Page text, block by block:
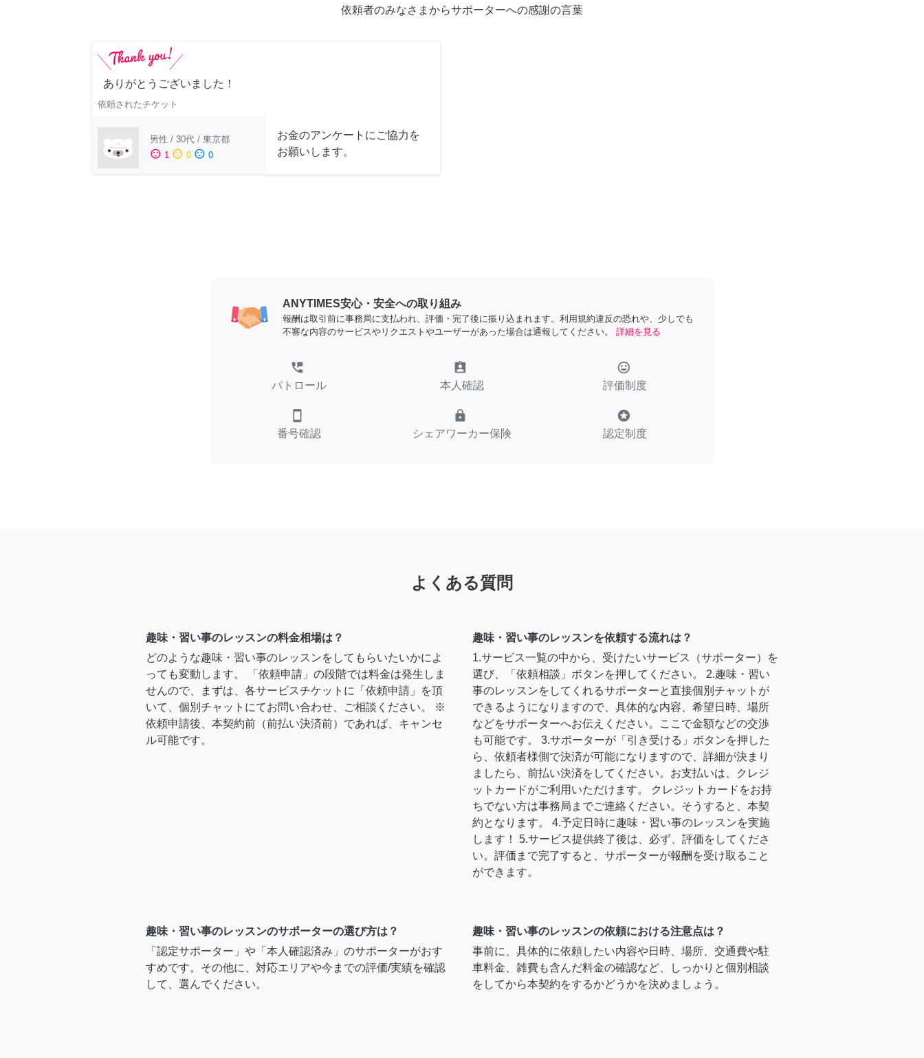
依頼者のみなさまからサポーターへの感謝の言葉
ありがとうございました！
依頼されたチケット
男性 / 30代 / 東京都
sentiment_satisfied 1 sentiment_neutral 0 sentiment_dissatisfied 0
お金のアンケートにご協力を
お願いします。
ANYTIMES安心・安全への取り組み
報酬は取引前に事務局に支払われ、評価・完了後に振り込まれます。利用規約違反の恐れや、少しでも
不審な内容のサービスやリクエストやユーザーがあった場合は通報してください。
詳細を見る
perm_phone_msg
パトロール
assignment_ind
本人確認
tag_faces
評価制度
smartphone
番号確認
lock
シェアワーカー保険
stars
認定制度
よくある質問
趣味・習い事のレッスンの料金相場は？
どのような趣味・習い事のレッスンをしてもらいたいかによ
っても変動します。 「依頼申請」の段階では料金は発生しま
せんので、まずは、各サービスチケットに「依頼申請」を頂
いて、個別チャットにてお問い合わせ、ご相談ください。 ※
依頼申請後、本契約前（前払い決済前）であれば、キャンセ
ル可能です。
趣味・習い事のレッスンを依頼する流れは？
1.サービス一覧の中から、受けたいサービス（サポーター）を
選び、「依頼相談」ボタンを押してください。 2.趣味・習い
事のレッスンをしてくれるサポーターと直接個別チャットが
できるようになりますので、具体的な内容、希望日時、場所
などをサポーターへお伝えください。ここで金額などの交渉
も可能です。 3.サポーターが「引き受ける」ボタンを押した
ら、依頼者様側で決済が可能になりますので、詳細が決まり
ましたら、前払い決済をしてください。お支払いは、クレジ
ットカードがご利用いただけます。 クレジットカードをお持
ちでない方は事務局までご連絡ください。そうすると、本契
約となります。 4.予定日時に趣味・習い事のレッスンを実施
します！ 5.サービス提供終了後は、必ず、評価をしてくださ
い。評価まで完了すると、サポーターが報酬を受け取ること
ができます。
趣味・習い事のレッスンのサポーターの選び方は？
「認定サポーター」や「本人確認済み」のサポーターがおす
すめです。その他に、対応エリアや今までの評価/実績を確認
して、選んでください。
趣味・習い事のレッスンの依頼における注意点は？
事前に、具体的に依頼したい内容や日時、場所、交通費や駐
車料金、雑費も含んだ料金の確認など、しっかりと個別相談
をしてから本契約をするかどうかを決めましょう。